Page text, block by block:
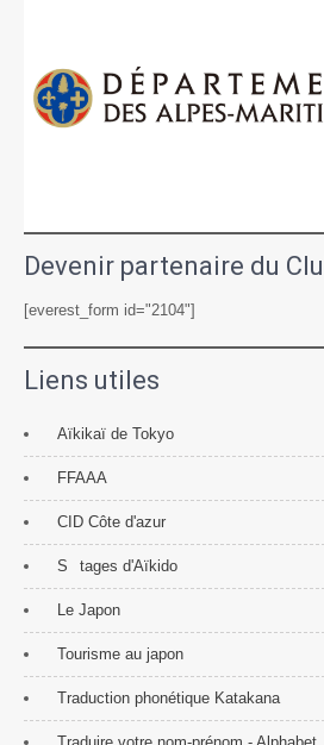
Devenir partenaire du
[everest_form id="2104"]
Liens utiles
Aïkikaï de Tokyo
FFAAA
CID Côte d'azur
S tages d'Aïkido
Le Japon
Tourisme au japon
Traduction phonétique Katakana